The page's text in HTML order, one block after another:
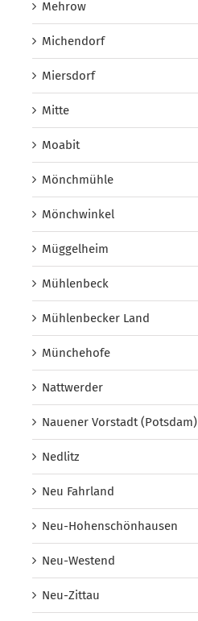
Mehrow
Michendorf
Miersdorf
Mitte
Moabit
Mönchmühle
Mönchwinkel
Müggelheim
Mühlenbeck
Mühlenbecker Land
Münchehofe
Nattwerder
Nauener Vorstadt (Potsdam)
Nedlitz
Neu Fahrland
Neu-Hohenschönhausen
Neu-Westend
Neu-Zittau